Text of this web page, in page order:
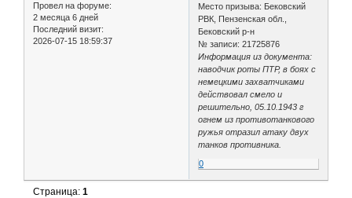
Провел на форуме:
2 месяца 6 дней
Последний визит:
2026-07-15 18:59:37
Место призыва: Бековский
РВК, Пензенская обл.,
Бековский р-н
№ записи: 21725876
Информация из документа:
наводчик роты ПТР, в боях с
немецкими захватчиками
действовал смело и
решительно, 05.10.1943 г
огнем из противотанкового
ружья отразил атаку двух
танков противника.
0
Страница:1